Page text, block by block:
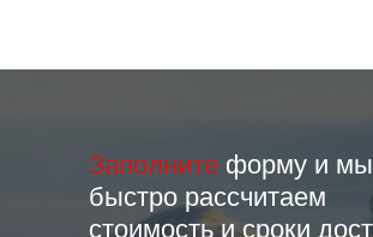
Заполните форму и мы
быстро рассчитаем
стоимость и сроки